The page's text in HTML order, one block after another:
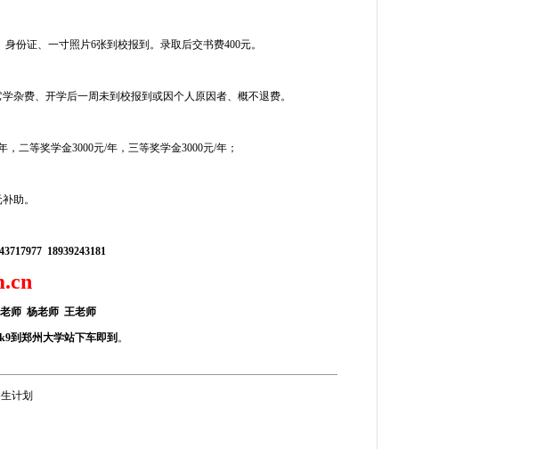
份证、一寸照片6张到校报到。录取后交书费400元。
杂费、开学后一周未到校报到或因个人原因者、概不退费。
二等奖学金3000元/年，三等奖学金3000元/年；
助。
18939243181
师 杨老师 王老师
到郑州大学站下车即到 。
计划